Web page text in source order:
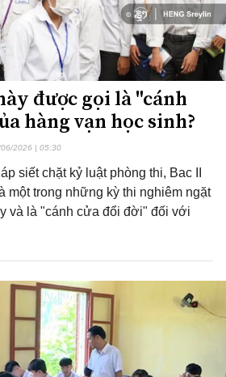
được gọi là "cánh
hàng vạn học sinh?
2026 | 05:30
siết chặt kỷ luật phòng thi, Bac II
một trong những kỳ thi nghiêm ngặt
và là "cánh cửa đổi đời" đối với